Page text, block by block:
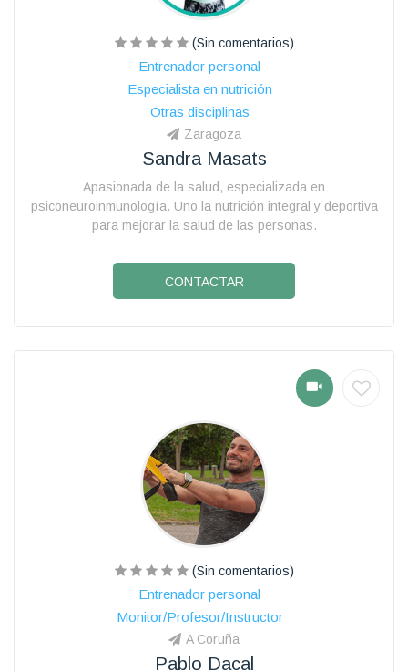
(Sin comentarios)
Entrenador personal
Especialista en nutrición
Otras disciplinas
Zaragoza
Sandra Masats
Apasionada de la salud, especializada en
psiconeuroinmunología. Uno la nutrición integral y deportiva
para mejorar la salud de las personas.
CONTACTAR
(Sin comentarios)
Entrenador personal
Monitor/Profesor/Instructor
A Coruña
Pablo Dacal